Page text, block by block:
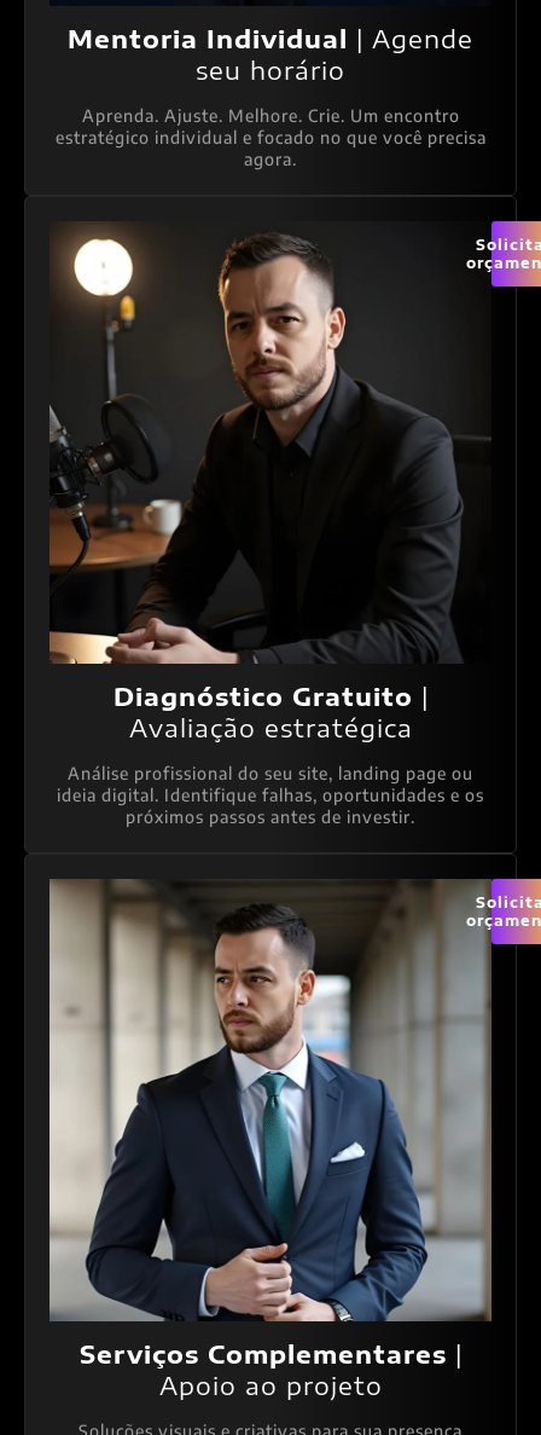
Mentoria Individual | Agende
seu horário
Aprenda. Ajuste. Melhore. Crie. Um encontro
estratégico individual e focado no que você precisa
agora.
Diagnóstico Gratuito |
Avaliação estratégica
Análise profissional do seu site, landing page ou
ideia digital. Identifique falhas, oportunidades e os
próximos passos antes de investir.
Serviços Complementares |
Apoio ao projeto
Soluções visuais e criativas para sua presença